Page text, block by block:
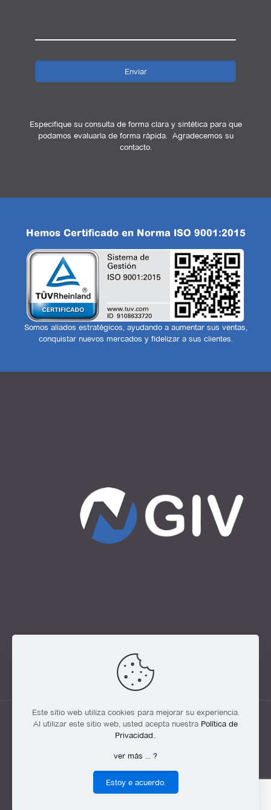
Especifique su consulta de forma clara y sintética para que
podamos evaluarla de forma rápida. Agradecemos su
contacto.
Hemos Certificado en Norma ISO 9001:2015
Somos aliados estratégicos, ayudando a aumentar sus ventas,
conquistar nuevos mercados y fidelizar a sus clientes.
© GIV SRL 2022 v15 • Todos los derechos reservados.
Este sitio web utiliza cookies para mejorar su experiencia.
Al utilizar este sitio web, usted acepta nuestra Política de
Privacidad.
ver más ... ?
Estoy e acuerdo.